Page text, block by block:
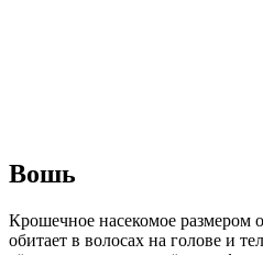
Вошь
Крошечное насекомое размером
обитает в волосах на голове и